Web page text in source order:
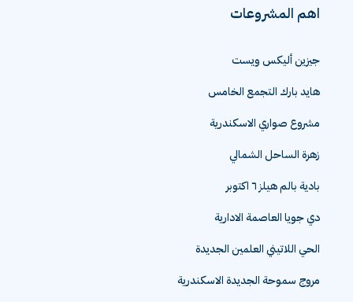
اهم المشروعات
جيزين أليكس ويست
هايد بارك التجمع الخامس
مشروع صواري الاسكندرية
زهرة الساحل الشمالي
بادية بالم هيلز ٦ اكتوبر
دي جويا العاصمة الادارية
الحي اللاتيني العلمين الجديدة
مروج سموحة الجديدة الاسكندرية